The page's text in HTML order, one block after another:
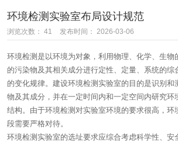
环境检测实验室布局设计规范
浏览次数： 41 发布时间： 2026-03-06
环境检测是以环境为对象，利用物理、化学、生物
的污染物及其相关成分进行定性、定量、系统的综
的变化规律。建设环境检测实验室的目的是识别和
物及其成分，并在一定时间内和一定空间内研究环
结构。由于环境检测对实验室环境的要求很高，环
段需要严格对待。
环境检测实验室的选址要求应综合考虑科学性、安